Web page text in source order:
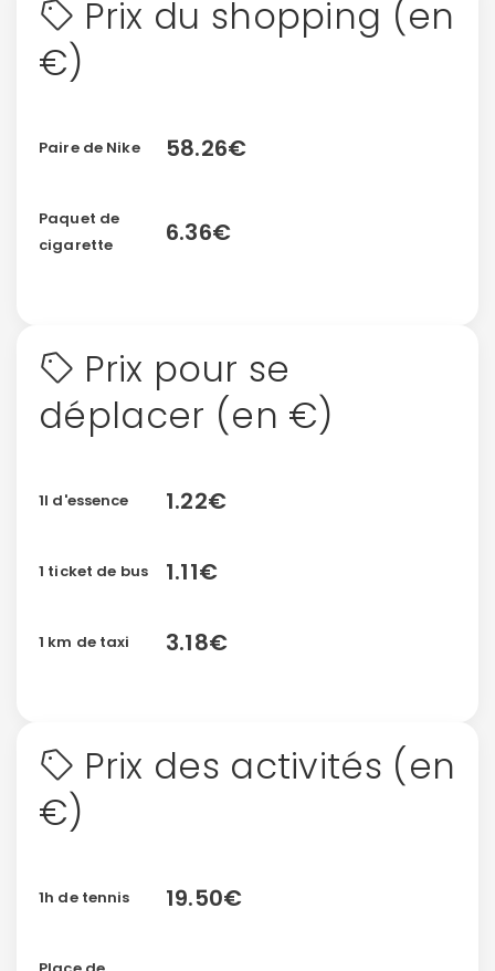
Prix du shopping (en
€)
Paire de Nike 58.26€
Paquet de
cigarette
6.36€
Prix pour se
déplacer (en €)
1l d'essence 1.22€
1 ticket de bus 1.11€
1 km de taxi 3.18€
Prix des activités (en
€)
1h de tennis 19.50€